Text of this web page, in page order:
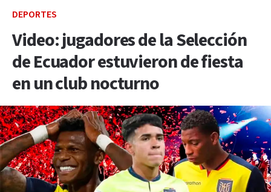
DEPORTES
Video: jugadores de la Selección
de Ecuador estuvieron de fiesta
en un club nocturno